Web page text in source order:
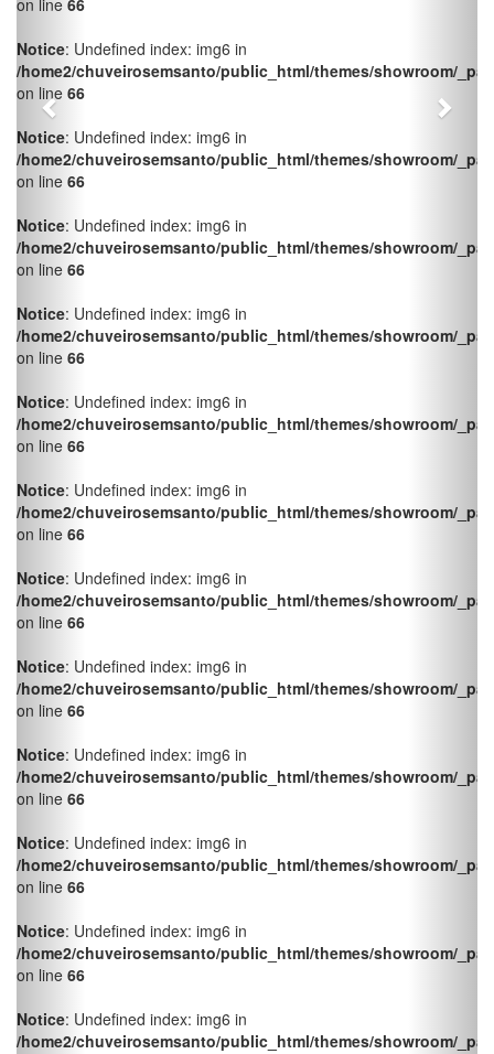
Notice : Undefined index: img6 in
on line66
Notice : Undefined index: img6 in
/home2/chuveirosemsanto/public_html/themes/showroom/
on line66
Notice : Undefined index: img6 in
on line66
Notice : Undefined index: img6 in
on line66
Notice : Undefined index: img6 in
on line66
Notice : Undefined index: img6 in
on line66
Notice : Undefined index: img6 in
on line66
Notice : Undefined index: img6 in
on line66
Notice : Undefined index: img6 in
on line66
Notice : Undefined index: img6 in
on line66
Notice : Undefined index: img6 in
on line66
Metais Sanitários Misturador
Ducha Higiênica 1982 C94